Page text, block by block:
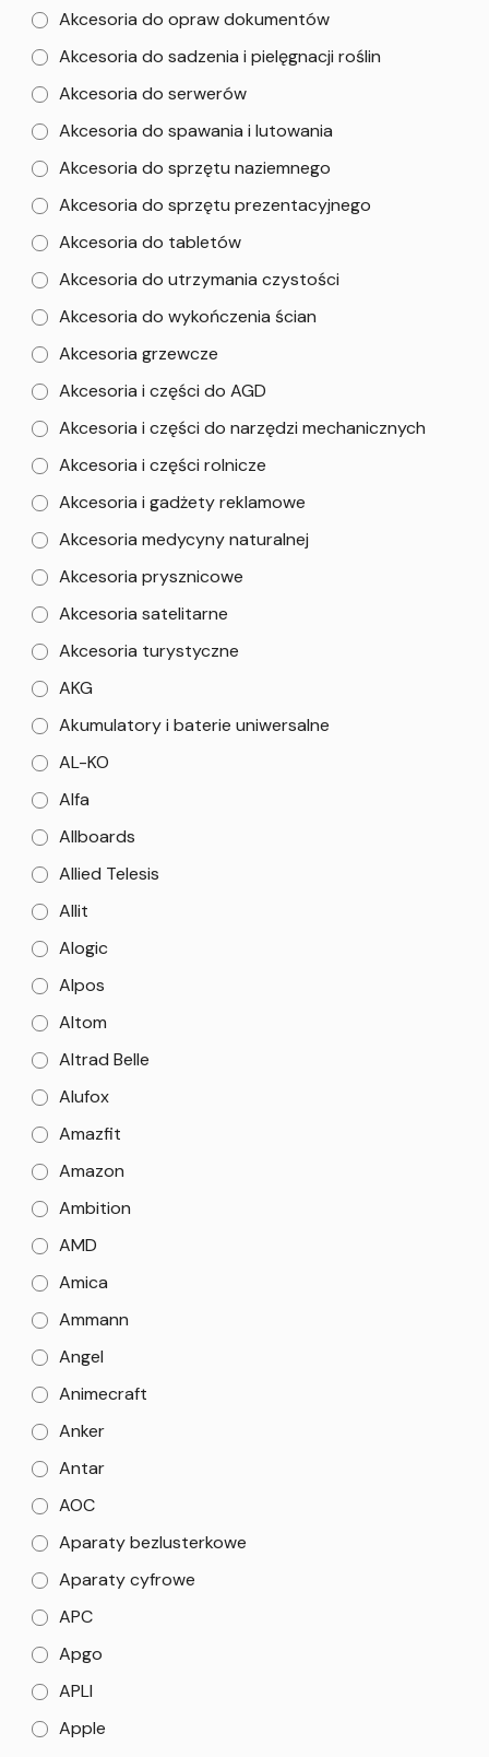
Akcesoria do opraw dokumentów
Akcesoria do sadzenia i pielęgnacji roślin
Akcesoria do serwerów
Akcesoria do spawania i lutowania
Akcesoria do sprzętu naziemnego
Akcesoria do sprzętu prezentacyjnego
Akcesoria do tabletów
Akcesoria do utrzymania czystości
Akcesoria do wykończenia ścian
Akcesoria grzewcze
Akcesoria i części do AGD
Akcesoria i części do narzędzi mechanicznych
Akcesoria i części rolnicze
Akcesoria i gadżety reklamowe
Akcesoria medycyny naturalnej
Akcesoria prysznicowe
Akcesoria satelitarne
Akcesoria turystyczne
AKG
Akumulatory i baterie uniwersalne
AL-KO
Alfa
Allboards
Allied Telesis
Allit
Alogic
Alpos
Altom
Altrad Belle
Alufox
Amazfit
Amazon
Ambition
AMD
Amica
Ammann
Angel
Animecraft
Anker
Antar
AOC
Aparaty bezlusterkowe
Aparaty cyfrowe
APC
Apgo
APLI
Apple